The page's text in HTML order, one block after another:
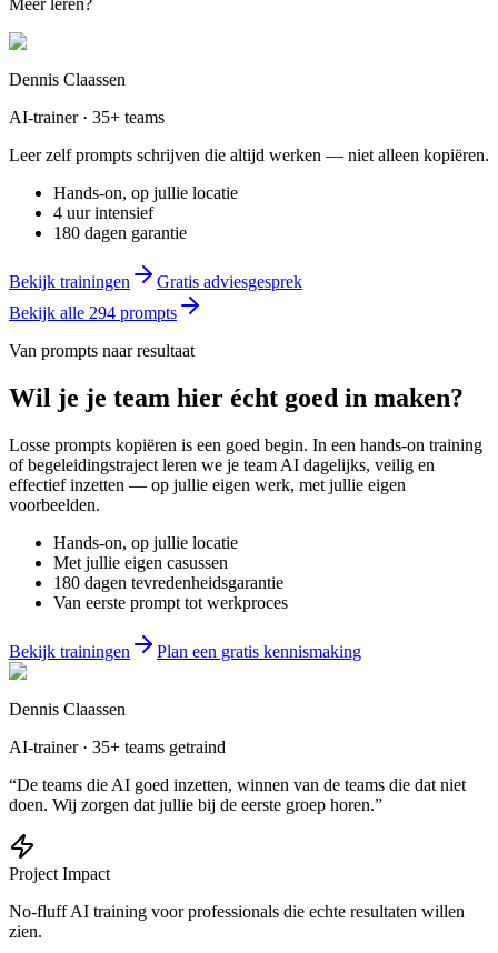
Meer leren?
Dennis Claassen
AI-trainer · 35+ teams
Leer zelf prompts schrijven die altijd werken — niet alleen kopiëren.
Hands-on, op jullie locatie
4 uur intensief
180 dagen garantie
Bekijk trainingen
Gratis adviesgesprek
Bekijk alle 294 prompts
Van prompts naar resultaat
Wil je je team hier écht goed in maken?
Losse prompts kopiëren is een goed begin. In een hands-on training
of begeleidingstraject leren we je team AI dagelijks, veilig en
effectief inzetten — op jullie eigen werk, met jullie eigen
voorbeelden.
Hands-on, op jullie locatie
Met jullie eigen casussen
180 dagen tevredenheidsgarantie
Van eerste prompt tot werkproces
Bekijk trainingen Plan een gratis kennismaking
Dennis Claassen
AI-trainer · 35+ teams getraind
“De teams die AI goed inzetten, winnen van de teams die dat niet
doen. Wij zorgen dat jullie bij de eerste groep horen.”
Project Impact
No-fluff AI training voor professionals die echte resultaten willen
zien.